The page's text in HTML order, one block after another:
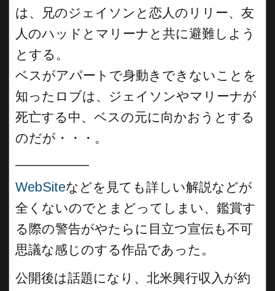
は、兄のジェイソンと恋人のリリー、友
人のハッドとマリーナと共に避難しよう
とする。
ベスがアパートで身動きできないことを
知ったロブは、ジェイソンやマリーナが
死亡する中、ベスの元に向かおうとする
のだが・・・。
WebSiteなどを見ても詳しい解説などが
全くないのでとまどってしまい、鑑賞す
る際の警告がやたらに目立つ宣伝も不可
思議な感じのする作品であった。
公開後は話題になり、北米興行収入が約